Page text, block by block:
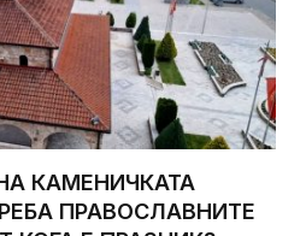
КАМЕНИЧКАТА
ПРАВОСЛАВНИТЕ